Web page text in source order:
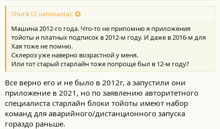
Shurik12 написал(а):
Машина 2012-го года. Что-то не припомню я приложения
тойоты и платных подписок в 2012-м году. И даже в 2016-м для
Хая тоже не помню.
Склероз уже наверно возрастной у меня.
Или тот старый старлайн тоже попроще был в 12-м году?
Все верно его и не было в 2012г, а запустили они
приложение в 2021, но по заявлению авторитетного
специалиста старлайн блоки тойоты имеют набор
команд для аварийного/дистанционного запуска
гораздо раньше.